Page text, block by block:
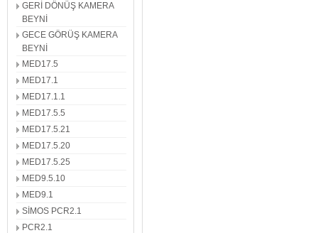
GERİ DÖNÜŞ KAMERA
BEYNİ
GECE GÖRÜŞ KAMERA
BEYNİ
MED17.5
MED17.1
MED17.1.1
MED17.5.5
MED17.5.21
MED17.5.20
MED17.5.25
MED9.5.10
MED9.1
SİMOS PCR2.1
PCR2.1